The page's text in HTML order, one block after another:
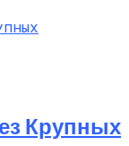
Крупных